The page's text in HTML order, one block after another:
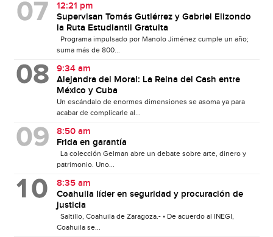
12:21 pm
Supervisan Tomás Gutiérrez y Gabriel Elizondo
la Ruta Estudiantil Gratuita
Programa impulsado por Manolo Jiménez cumple un año;
suma más de 800...
9:34 am
Alejandra del Moral: La Reina del Cash entre
México y Cuba
Un escándalo de enormes dimensiones se asoma ya para
acabar de complicarle al...
8:50 am
Frida en garantía
La colección Gelman abre un debate sobre arte, dinero y
patrimonio. Uno...
8:35 am
Coahuila líder en seguridad y procuración de
justicia
Saltillo, Coahuila de Zaragoza.- • De acuerdo al INEGI,
Coahuila se...